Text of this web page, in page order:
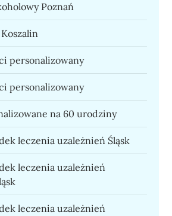
Poznań
personalizowany
personalizowany
na 60 urodziny
leczenia uzależnień Śląsk
leczenia uzależnień
leczenia uzależnień